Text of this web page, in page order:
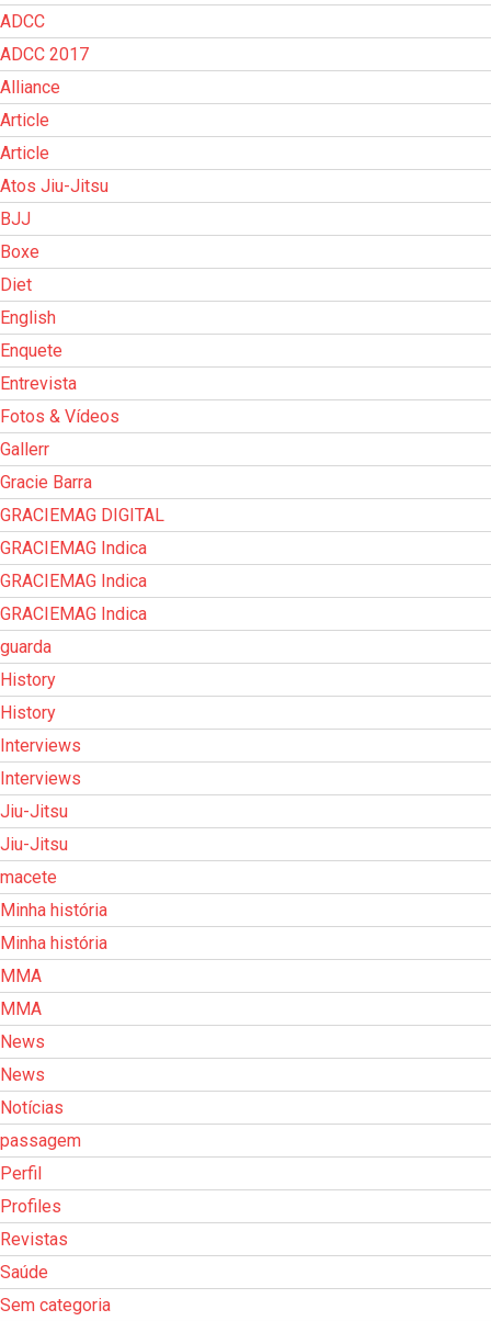
ADCC
ADCC 2017
Alliance
Article
Article
Atos Jiu-Jitsu
BJJ
Boxe
Diet
English
Enquete
Entrevista
Fotos & Vídeos
Gallerr
Gracie Barra
GRACIEMAG DIGITAL
GRACIEMAG Indica
GRACIEMAG Indica
GRACIEMAG Indica
guarda
History
History
Interviews
Interviews
Jiu-Jitsu
Jiu-Jitsu
macete
Minha história
Minha história
MMA
MMA
News
News
Notícias
passagem
Perfil
Profiles
Revistas
Saúde
Sem categoria